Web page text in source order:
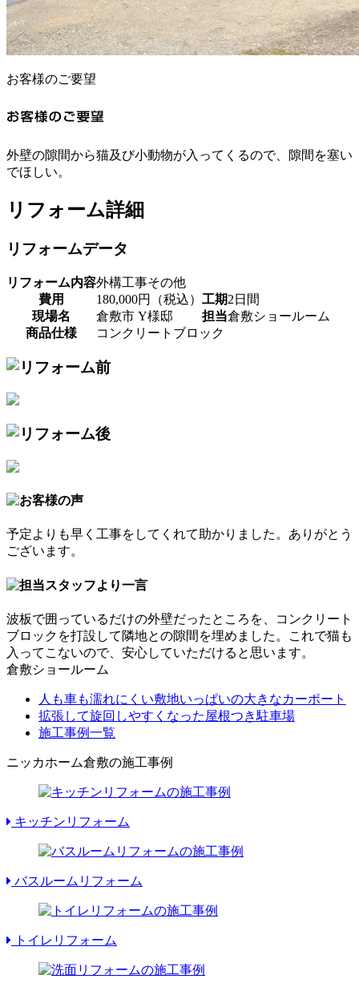
お客様のご要望
外壁の隙間から猫及び小動物が入ってくるので、隙間を塞い
でほしい。
リフォーム詳細
リフォームデータ
リフォーム内容外構工事その他
費用
180,000円（税込） 工期2日間
現場名
倉敷市 Y様邸 担当倉敷ショールーム
商品仕様
コンクリートブロック
予定よりも早く工事をしてくれて助かりました。ありがとう
ございます。
波板で囲っているだけの外壁だったところを、コンクリート
ブロックを打設して隣地との隙間を埋めました。これで猫も
入ってこないので、安心していただけると思います。
倉敷ショールーム
人も車も濡れにくい敷地いっぱいの大きなカーポート
拡張して旋回しやすくなった屋根つき駐車場
施工事例一覧
ニッカホーム倉敷の施工事例
キッチンリフォーム
バスルームリフォーム
トイレリフォーム